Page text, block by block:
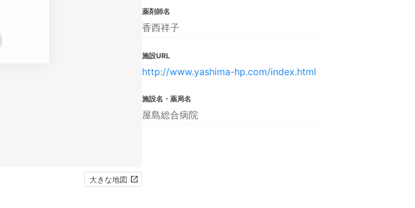
大きな地図
薬剤師名
香西祥子
施設URL
http://www.yashima-hp.com/index.html
施設名・薬局名
屋島総合病院